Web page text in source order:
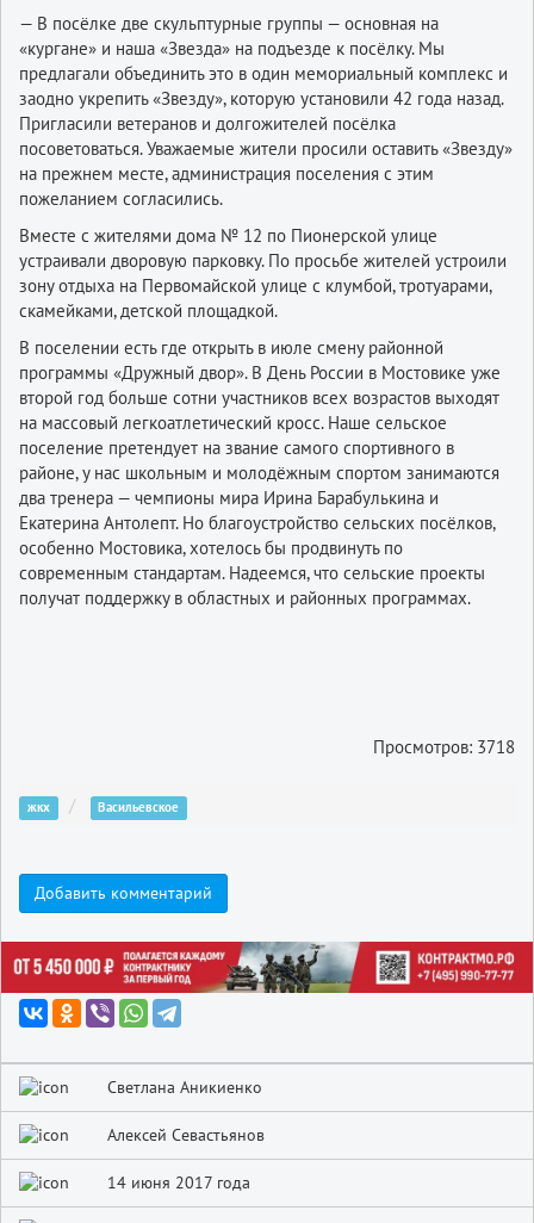
— В посёлке две скульптурные группы — основная на
«кургане» и наша «Звезда» на подъезде к посёлку. Мы
предлагали объединить это в один мемориальный комплекс и
заодно укрепить «Звезду», которую установили 42 года назад.
Пригласили ветеранов и долгожителей посёлка
посоветоваться. Уважаемые жители просили оставить «Звезду»
на прежнем месте, администрация поселения с этим
пожеланием согласились.
Вместе с жителями дома № 12 по Пионерской улице
устраивали дворовую парковку. По просьбе жителей устроили
зону отдыха на Первомайской улице с клумбой, тротуарами,
скамейками, детской площадкой.
В поселении есть где открыть в июле смену районной
программы «Дружный двор». В День России в Мостовике уже
второй год больше сотни участников всех возрастов выходят
на массовый легкоатлетический кросс. Наше сельское
поселение претендует на звание самого спортивного в
районе, у нас школьным и молодёжным спортом занимаются
два тренера — чемпионы мира Ирина Барабулькина и
Екатерина Антолепт. Но благоустройство сельских посёлков,
особенно Мостовика, хотелось бы продвинуть по
современным стандартам. Надеемся, что сельские проекты
получат поддержку в областных и районных программах.
Просмотров: 3718
жкх Васильевское
Добавить комментарий
Светлана Аникиенко
Алексей Севастьянов
14 июня 2017 года